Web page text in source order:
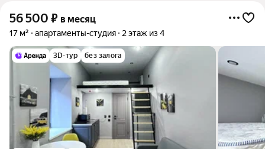
56 500 ₽ в месяц
17 м² апартаменты-студия 2 этаж из 4
3D-тур без залога